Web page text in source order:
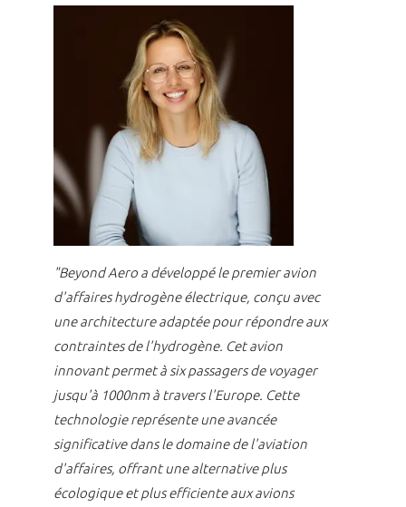
"Beyond Aero a développé le premier avion
d'affaires hydrogène électrique, conçu avec
une architecture adaptée pour répondre aux
contraintes de l'hydrogène. Cet avion
innovant permet à six passagers de voyager
jusqu'à 1000nm à travers l'Europe. Cette
technologie représente une avancée
significative dans le domaine de l'aviation
d'affaires, offrant une alternative plus
écologique et plus efficiente aux avions